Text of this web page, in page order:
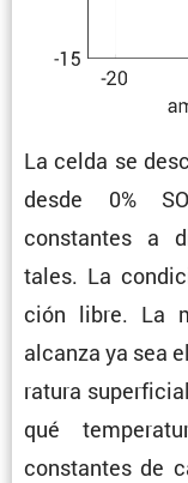
La celda se
desde 0%
constantes a
tales. La
ción libre. La
alcanza ya sea
ra­tura
qué
constantes de